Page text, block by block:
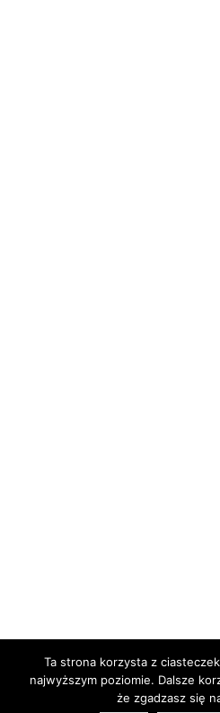
Ta strona korzysta z
najwyższym poziomie. Dalsze
że zgadzasz się